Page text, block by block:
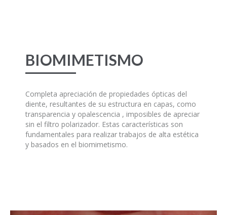
BIOMIMETISMO
Completa apreciación de propiedades ópticas del
diente, resultantes de su estructura en capas, como
transparencia y opalescencia , imposibles de apreciar
sin el filtro polarizador. Estas características son
fundamentales para realizar trabajos de alta estética
y basados en el biomimetismo.